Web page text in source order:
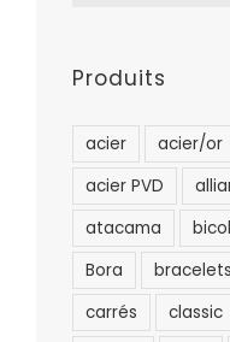
Produits
acier acier/or
acier PVD
atacama
Bora
carrés
classic